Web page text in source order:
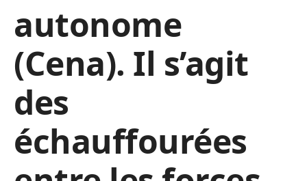
autonome
(Cena). Il s’agit
des
échauffourées